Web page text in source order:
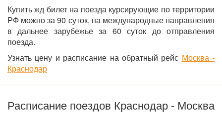
Купить жд билет на поезда курсирующие по территории
РФ можно за 90 суток, на международные направления
в дальнее зарубежье за 60 суток до отправления
поезда.
Узнать цену и расписание на обратный рейс Москва -
Краснодар
Расписание поездов Краснодар - Москва